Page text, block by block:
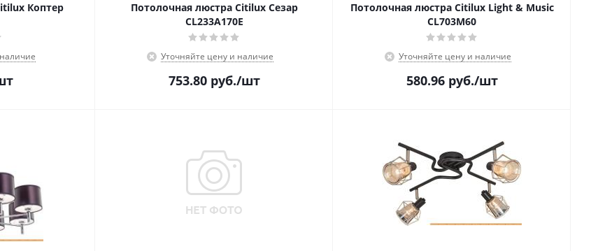
Коптер
Потолочная люстра Citilux Сезар
CL233A170E
Уточняйте цену и наличие
753.80руб./шт
Потолочная люстра Citilux Light & Music
CL703M60
Уточняйте цену и наличие
580.96руб./шт